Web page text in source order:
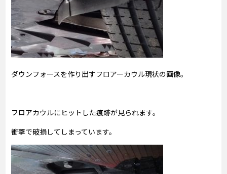
ダウンフォースを作り出すフロアーカウル現状の画像。
フロアカウルにヒットした痕跡が見られます。
衝撃で破損してしまっています。